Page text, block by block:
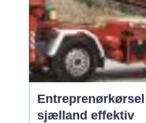
undervejs. I en by som
V...
Entreprenørkørsel
sjælland effektiv